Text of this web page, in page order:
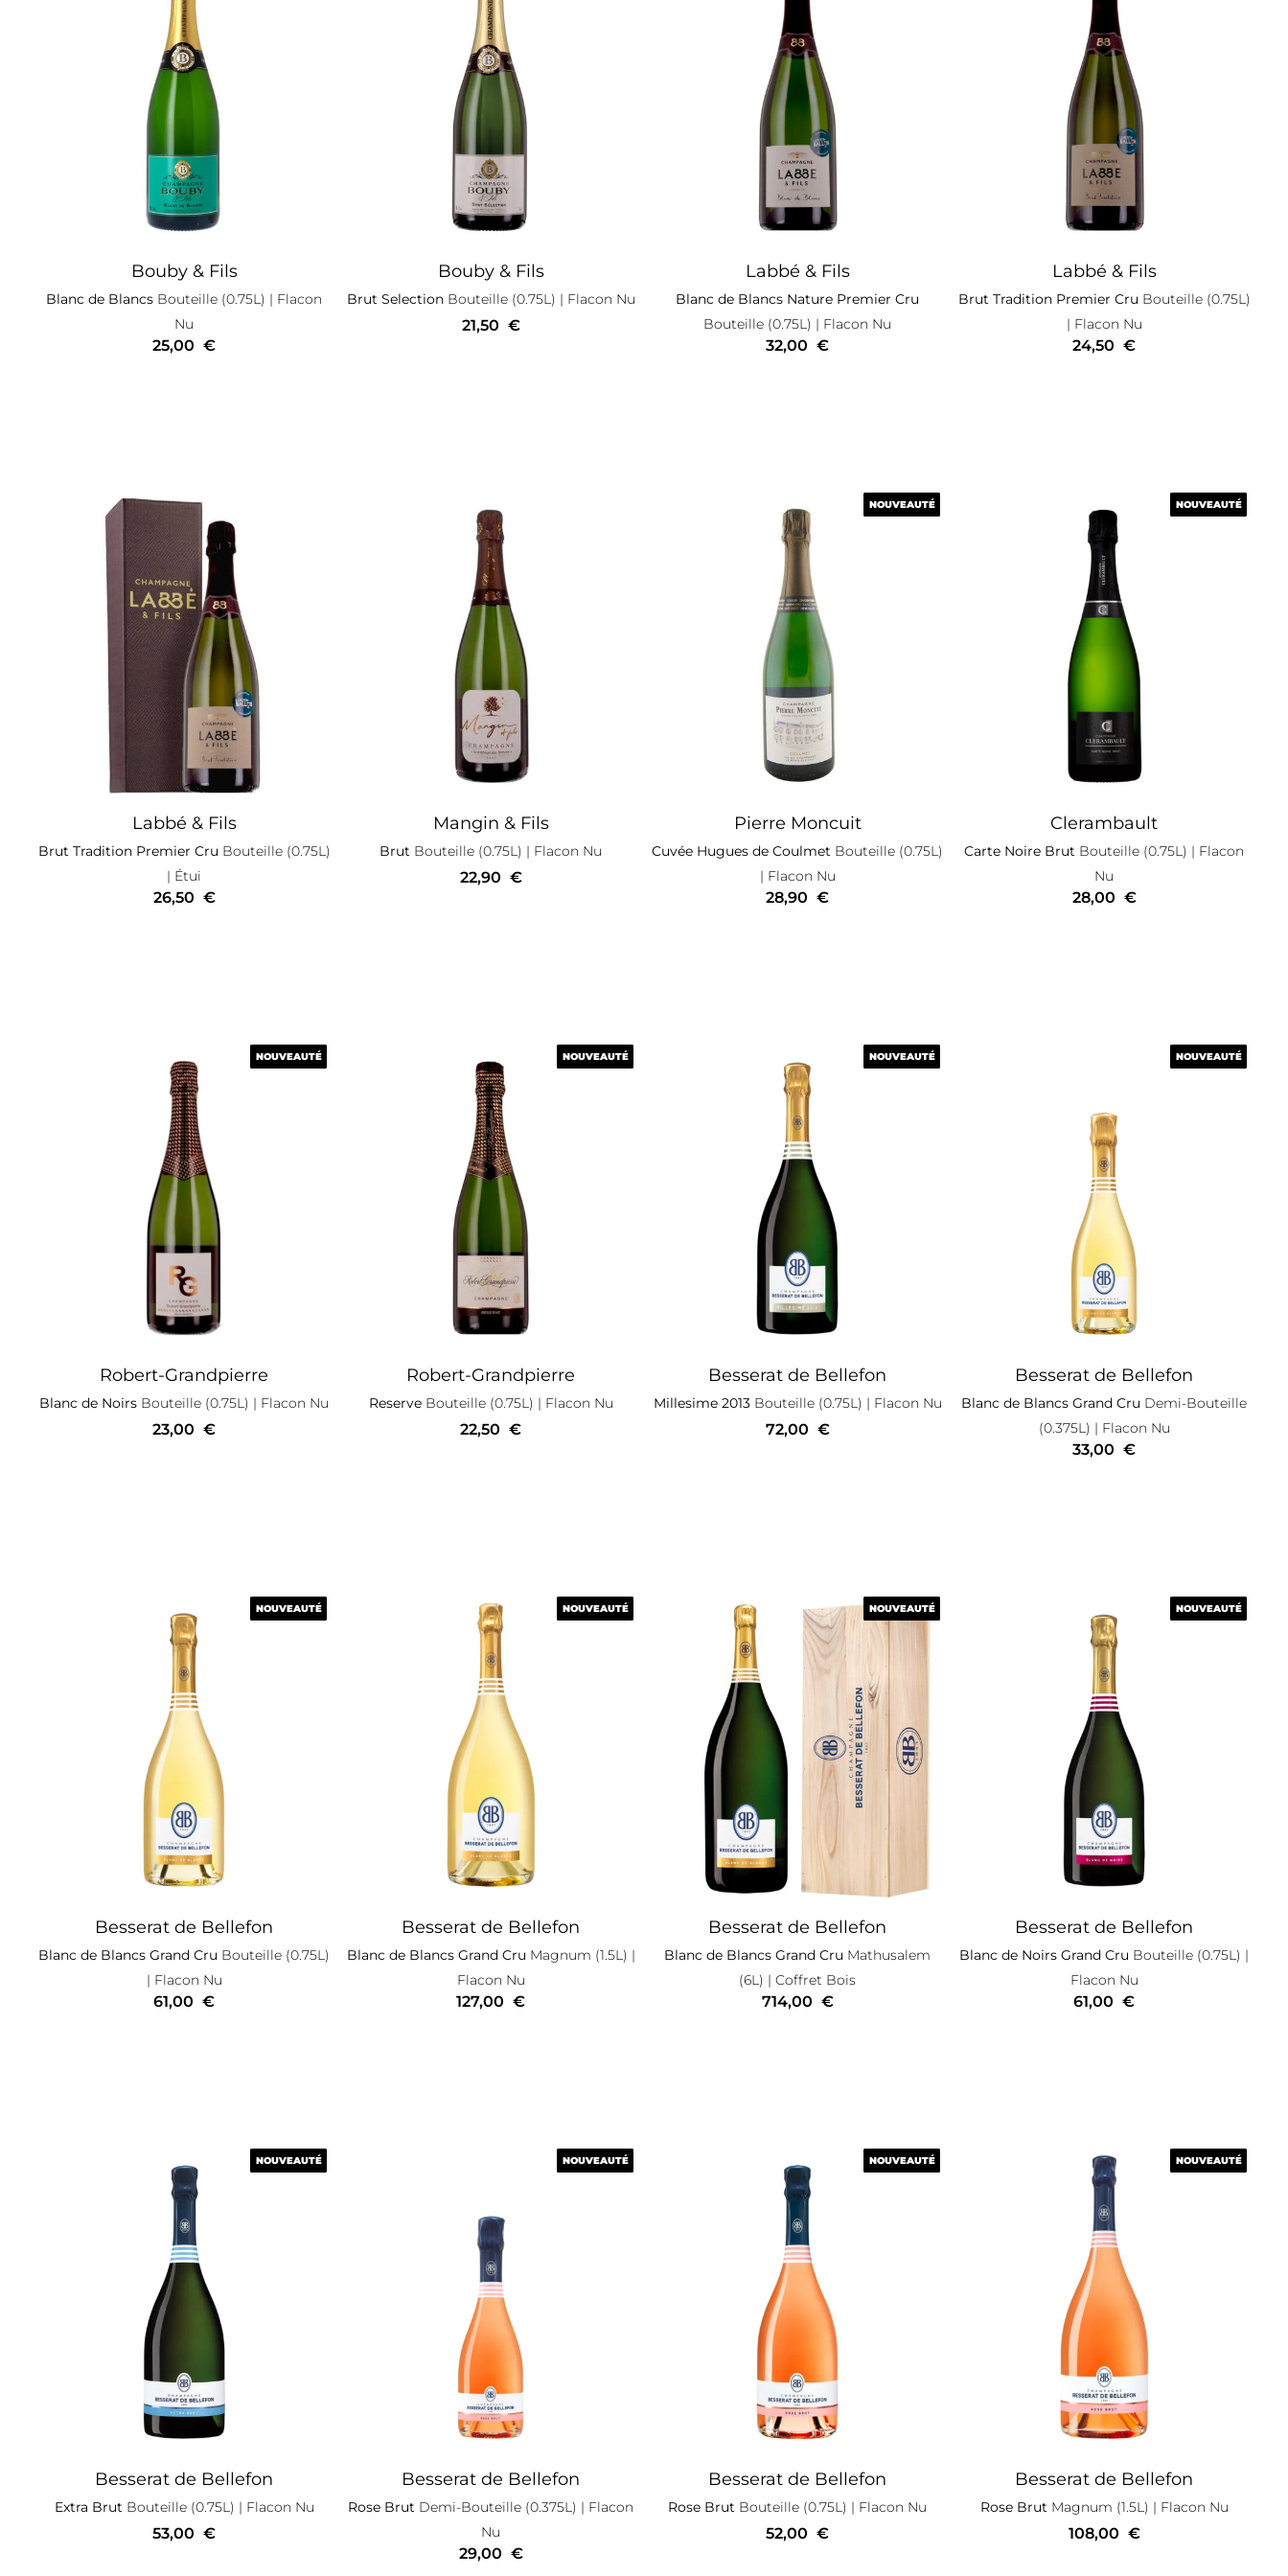
Bouby & Fils
Blanc de Blancs Bouteille (0.75L) | Flacon
Nu
25,00 €
Bouby & Fils
Brut SelectionBouteille (0.75L) | Flacon Nu
21,50 €
Labbé & Fils
Blanc de Blancs Nature Premier Cru
Bouteille (0.75L) | Flacon Nu
32,00 €
Labbé & Fils
Brut Tradition Premier Cru Bouteille (0.75L)
| Flacon Nu
24,50 €
Labbé & Fils
Brut Tradition Premier Cru Bouteille (0.75L)
| Étui
26,50 €
Mangin & Fils
Brut Bouteille (0.75L) | Flacon Nu
22,90 €
NOUVEAUTÉ
Pierre Moncuit
Cuvée Hugues de Coulmet Bouteille (0.75L)
| Flacon Nu
NOUVEAUTÉ
28,90 €
NOUVEAUTÉ
Clerambault
Carte Noire Brut Bouteille (0.75L) | Flacon
Nu
NOUVEAUTÉ
28,00 €
NOUVEAUTÉ
Robert-Grandpierre
Blanc de Noirs Bouteille (0.75L) | Flacon Nu
NOUVEAUTÉ
23,00 €
NOUVEAUTÉ
Robert-Grandpierre
ReserveBouteille (0.75L) | Flacon Nu
NOUVEAUTÉ
22,50 €
NOUVEAUTÉ
Besserat de Bellefon
Millesime 2013Bouteille (0.75L) | Flacon Nu
NOUVEAUTÉ
72,00 €
NOUVEAUTÉ
Besserat de Bellefon
Blanc de Blancs Grand Cru Demi-Bouteille
(0.375L) | Flacon Nu
NOUVEAUTÉ
33,00 €
NOUVEAUTÉ
Besserat de Bellefon
Blanc de Blancs Grand Cru Bouteille (0.75L)
| Flacon Nu
NOUVEAUTÉ
61,00 €
NOUVEAUTÉ
Besserat de Bellefon
Blanc de Blancs Grand Cru Magnum (1.5L) |
Flacon Nu
NOUVEAUTÉ
127,00 €
NOUVEAUTÉ
Besserat de Bellefon
Blanc de Blancs Grand Cru Mathusalem
(6L) | Coffret Bois
NOUVEAUTÉ
714,00 €
NOUVEAUTÉ
Besserat de Bellefon
Blanc de Noirs Grand Cru Bouteille (0.75L) |
Flacon Nu
NOUVEAUTÉ
61,00 €
NOUVEAUTÉ
Besserat de Bellefon
Extra Brut Bouteille (0.75L) | Flacon Nu
NOUVEAUTÉ
53,00 €
NOUVEAUTÉ
Besserat de Bellefon
Rose Brut Demi-Bouteille (0.375L) | Flacon
Nu
NOUVEAUTÉ
29,00 €
NOUVEAUTÉ
Besserat de Bellefon
Rose Brut Bouteille (0.75L) | Flacon Nu
NOUVEAUTÉ
52,00 €
NOUVEAUTÉ
Besserat de Bellefon
Rose Brut Magnum (1.5L) | Flacon Nu
NOUVEAUTÉ
108,00 €